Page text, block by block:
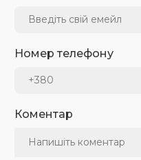
Номер телефону
Коментар